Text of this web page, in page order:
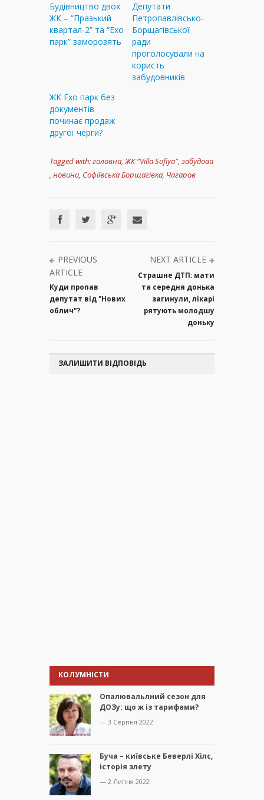
Будівництво двох
ЖК – “Празький
квартал-2” та “Ехо
парк” заморозять
Депутати
Петропавлівсько-
Борщагівської
ради
проголосували на
користь
забудовників
ЖК Ехо парк без
документів
починає продаж
другої черги?
Tagged with:головна,ЖК “Villa Sofiya”, забудова
, новини, Софіївська Борщагівка, Чагаров
PREVIOUS
ARTICLE
Куди пропав
депутат від "Нових
облич"?
NEXT ARTICLE
Страшне ДТП: мати
та середня донька
загинули, лікарі
рятують молодшу
доньку
ЗАЛИШИТИ ВІДПОВІДЬ
КОЛУМНІСТИ
Опалювальлний сезон для
ДОЗу: що ж із тарифами?
— 3 Серпня 2022
Буча – київське Беверлі Хілс,
історія злету
— 2 Липня 2022